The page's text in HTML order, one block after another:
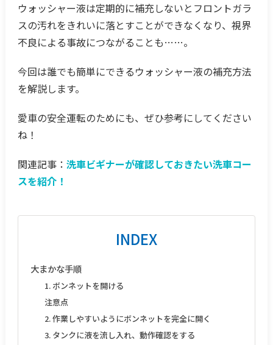
ウォッシャー液は定期的に補充しないとフロントガラ
スの汚れをきれいに落とすことができなくなり、視界
不良による事故につながることも……。
今回は誰でも簡単にできるウォッシャー液の補充方法
を解説します。
愛車の安全運転のためにも、ぜひ参考にしてください
ね！
関連記事： 洗車ビギナーが確認しておきたい洗車コー
スを紹介！
INDEX
大まかな手順
1. ボンネットを開ける
注意点
2. 作業しやすいようにボンネットを完全に開く
3. タンクに液を流し入れ、動作確認をする